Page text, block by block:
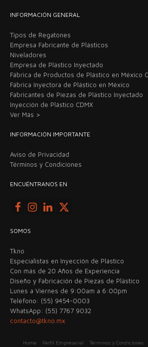
INFORMACIÓN GENERAL
Tipos de Regatones
Empresa Fabricante de Plásticos
Niveladores
Empresa de Plástico Inyectado
Fábrica de Productos de Plástico en México
Fábrica Inyectora de Plástico en México
Fabricantes de Piezas de Plástico Inyectado
Inyección de Plástico CDMX
Ver Más >
INFORMACIÓN IMPORTANTE
Aviso de Privacidad
Términos y Condiciones
ENCUÉNTRANOS EN
SOMOS
Tkno
Especialistas en Inyección de Plástico
Con más de 20 Años de Experiencia
Diseño y Fabricación de Piezas de Plástico
Lunes a Viernes de 9:00am a 6:00pm
Teléfono: (55) 9454-0003
WhatsApp: (55) 7767 9032
contacto@tkno.mx
Home Perfil Empresarial Términos y Condiciones